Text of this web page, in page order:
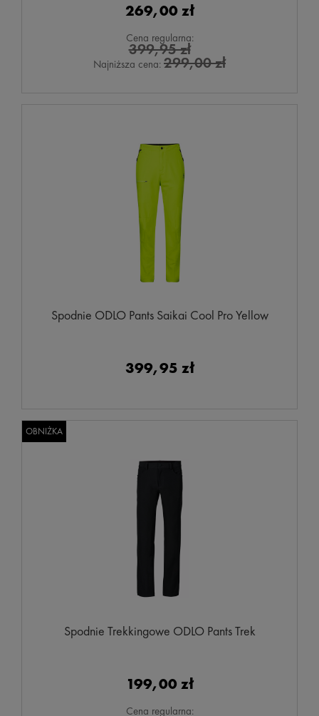
269,00 zł
Cena regularna:
399,95 zł
Najniższa cena: 299,00 zł
Spodnie ODLO Pants Saikai Cool Pro Yellow
399,95 zł
Spodnie Trekkingowe ODLO Pants Trek
199,00 zł
Cena regularna:
OBNIŻKA